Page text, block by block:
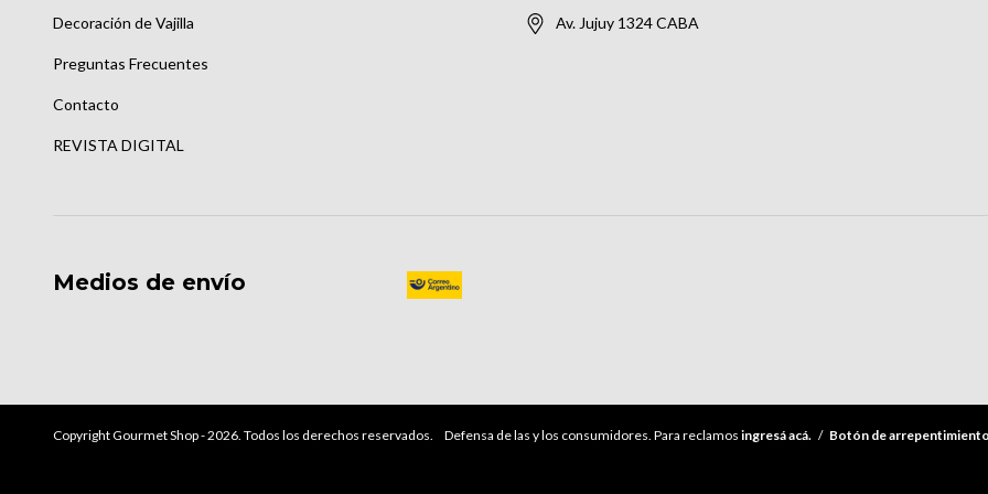
Decoración de Vajilla
Preguntas Frecuentes
Contacto
REVISTA DIGITAL
Av. Jujuy 1324 CABA
Medios de envío
Copyright Gourmet Shop - 2026. Todos los derechos reservados. Defensa de las y los consumidores. Para reclamos ingresá acá. / Botón de